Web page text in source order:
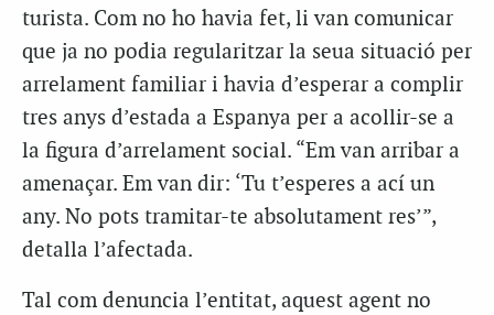
turista. Com no ho havia fet, li van comunicar
que ja no podia regularitzar la seua situació per
arrelament familiar i havia d’esperar a complir
tres anys d’estada a Espanya per a acollir-se a
la figura d’arrelament social. “Em van arribar a
amenaçar. Em van dir: ‘Tu t’esperes a ací un
any. No pots tramitar-te absolutament res’”,
detalla l’afectada.
Tal com denuncia l’entitat, aquest agent no